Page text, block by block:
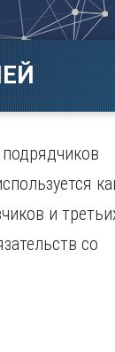
Ч
и
со